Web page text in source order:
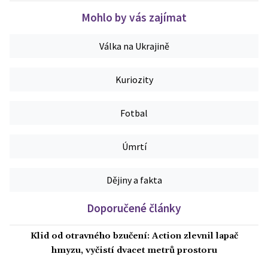
Mohlo by vás zajímat
Válka na Ukrajině
Kuriozity
Fotbal
Úmrtí
Dějiny a fakta
Doporučené články
Klid od otravného bzučení: Action zlevnil lapač
hmyzu, vyčistí dvacet metrů prostoru